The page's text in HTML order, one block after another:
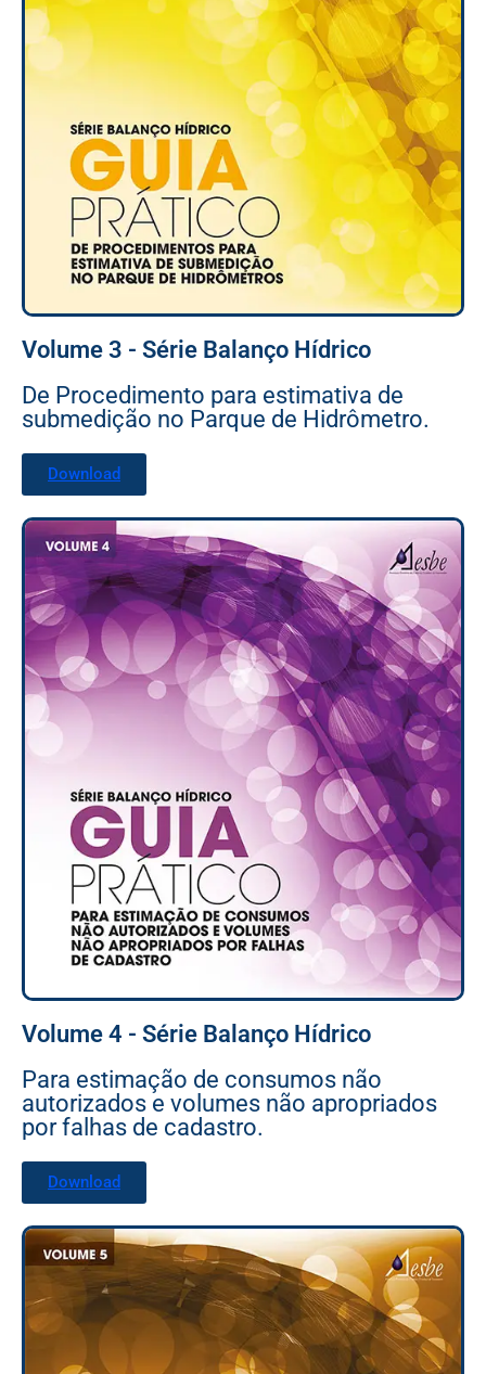
Volume 3 - Série Balanço Hídrico
De Procedimento para estimativa de
submedição no Parque de Hidrômetro.
Download
Volume 4 - Série Balanço Hídrico
Para estimação de consumos não
autorizados e volumes não apropriados
por falhas de cadastro.
Download